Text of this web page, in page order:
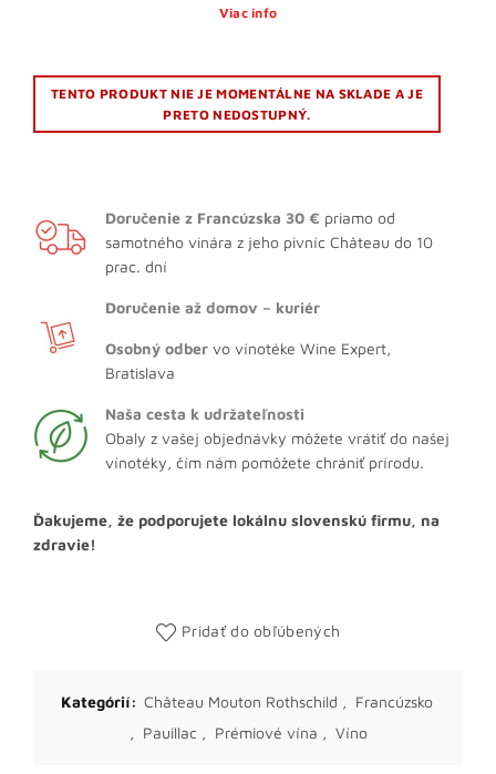
Viac info
TENTO PRODUKT NIE JE MOMENTÁLNE NA SKLADE A JE
PRETO NEDOSTUPNÝ.
Doručenie z Francúzska 30 € priamo od
samotného vinára z jeho pivníc Château do 10
prac. dní
Doručenie až domov – kuriér
Osobný odber vo vínotéke Wine Expert,
Bratislava
Naša cesta k udržateľnosti
Obaly z vašej objednávky môžete vrátiť do našej
vínotéky, čím nám pomôžete chrániť prírodu.
Ďakujeme, že podporujete lokálnu slovenskú firmu, na
zdravie!
Pridať do obľúbených
Kategórií: Château Mouton Rothschild , Francúzsko
, Pauillac , Prémiové vína , Víno